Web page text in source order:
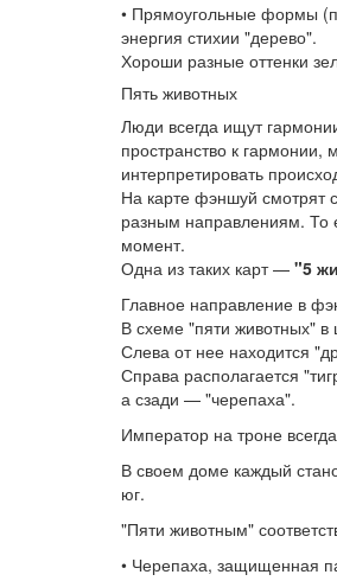
• Прямоугольные формы
энергия стихии "дерево".
Хороши разные оттенки
Пять животных
Люди всегда ищут
пространство к
интерпретировать
На карте фэншуй смотрят
разным направлениям. То
момент.
Одна из таких карт — "5
Главное направление в
В схеме "пяти животных"
Слева от нее находится
Справа располагается
а сзади — "черепаха".
Император на троне
В своем доме каждый
юг.
"Пяти животным"
• Черепаха, защищенная